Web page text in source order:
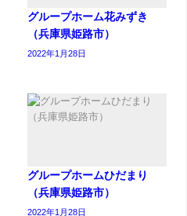
グループホーム花みずき
（兵庫県姫路市）
2022年1月28日
グループホームひだまり
（兵庫県姫路市）
2022年1月28日